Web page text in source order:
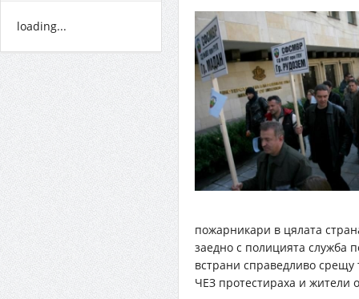
пожарникари в цялата
заедно с полицията служба
встрани справедливо срещу
ЧЕЗ протестираха и жители
loading...